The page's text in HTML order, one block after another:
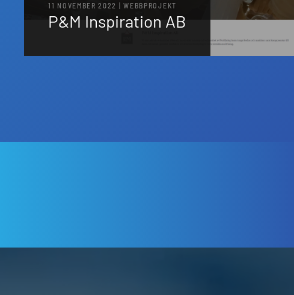
11 NOVEMBER 2022 | WEBBPROJEKT
P&M Inspiration AB